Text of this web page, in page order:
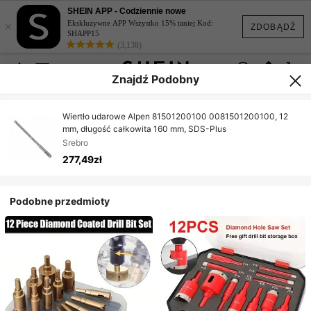
ZDOBĄDŹ
×
SHEIN APP - Codziennie nowe
Ekskluzywne APP Wszystko 15% taniej Kod:
SHAPP15
(3,138)
Znajdź Podobny
Wiertło udarowe Alpen 81501200100 0081501200100, 12
mm, długość całkowita 160 mm, SDS-Plus
Srebro
277,49zł
Podobne przedmioty